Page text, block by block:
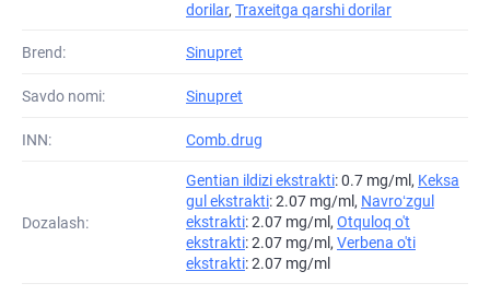
dorilar, Traxeitga qarshi dorilar
Brend: Sinupret
Savdo nomi: Sinupret
INN: Comb.drug
Dozalash:
Gentian ildizi ekstrakti: 0.7 mg/ml, Keksa
gul ekstrakti: 2.07 mg/ml, Navroʻzgul
ekstrakti: 2.07 mg/ml, Otquloq o't
ekstrakti: 2.07 mg/ml, Verbena o'ti
ekstrakti: 2.07 mg/ml